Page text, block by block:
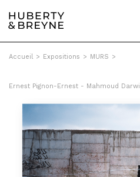
Accueil > Expositions > MURS >
Ernest Pignon-Ernest - Mahmoud